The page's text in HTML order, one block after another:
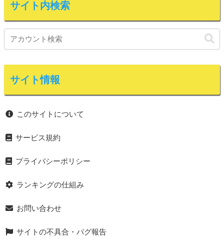
サイト内検索
サイト情報
このサイトについて
サービス規約
プライバシーポリシー
ランキングの仕組み
お問い合わせ
サイトの不具合・バグ報告